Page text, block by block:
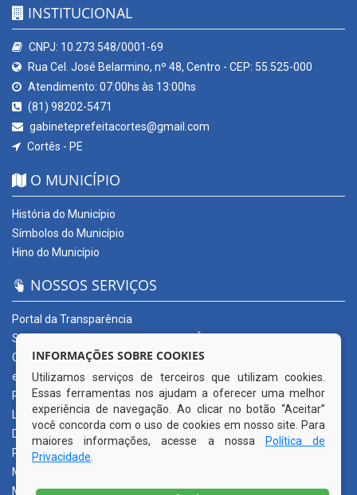
INSTITUCIONAL
CNPJ: 10.273.548/0001-69
Rua Cel. José Belarmino, nº 48, Centro - CEP: 55.525-000
Atendimento: 07:00hs às 13:00hs
(81) 98202-5471
gabineteprefeitacortes@gmail.com
Cortês - PE
O MUNICÍPIO
História do Município
Símbolos do Município
Hino do Município
NOSSOS SERVIÇOS
Portal da Transparência
SERVIÇOS DIGITAIS: CONECTA CORTÊS
Ouvidoria Municipal
e-SIC
Processos de Licitação
Licitações em andamento
Diário Oficial
Publicações Oficiais
Mapa do Site
Mais Serviços
INFORMAÇÕES SOBRE COOKIES
Utilizamos serviços de terceiros que utilizam cookies.
Essas ferramentas nos ajudam a oferecer uma melhor
experiência de navegação. Ao clicar no botão “Aceitar”
você concorda com o uso de cookies em nosso site. Para
maiores informações, acesse a nossa
Política de
Privacidade